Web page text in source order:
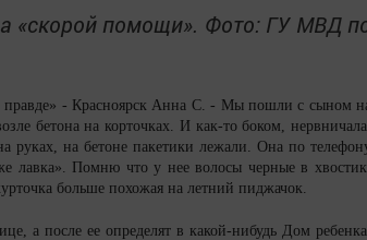
«скорой помощи». Фото: ГУ МВД
правде» - Красноярск Анна С. - Мы пошли с сыном
бетона на корточках. И как-то боком,
руках, на бетоне пакетики лежали. Она по
лавка». Помню что у нее волосы черные в
больше похожая на летний пиджачок.
а после ее определят в какой-нибудь Дом